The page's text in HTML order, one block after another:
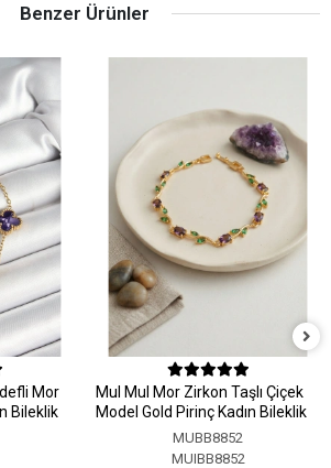
Benzer Ürünler
Mor
Bileklik
MuI MuI Mor Zirkon Taşlı Çiçek
Model Gold Pirinç Kadın Bileklik
MUBB8852
MUIBB8852